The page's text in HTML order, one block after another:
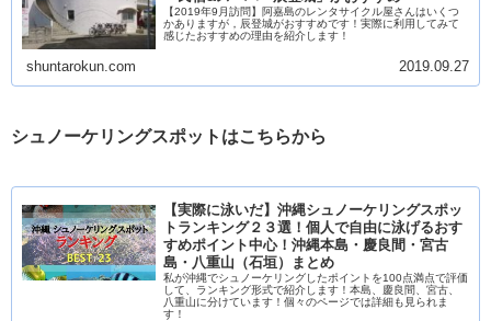
【2019年9月訪問】阿嘉島のレンタサイクル屋さんはいくつ
かありますが，辰登城がおすすめです！実際に利用してみて
感じたおすすめの理由を紹介します！
shuntarokun.com 2019.09.27
シュノーケリングスポットはこちらから
【実際に泳いだ】沖縄シュノーケリングスポッ
トランキング２３選！個人で自由に泳げるおす
すめポイント中心！沖縄本島・慶良間・宮古
島・八重山（石垣）まとめ
私が沖縄でシュノーケリングしたポイントを100点満点で評価
して、ランキング形式で紹介します！本島、慶良間、宮古、
八重山に分けています！個々のページでは詳細も見られま
す！